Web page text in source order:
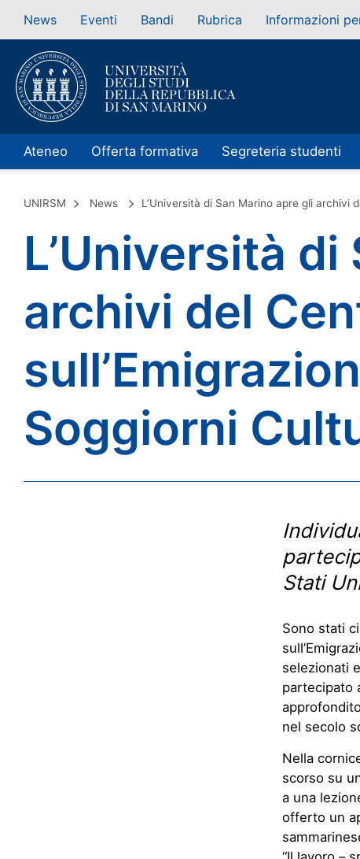
News Eventi Bandi Rubrica Informazioni
Ateneo Offerta formativa Segreteria studenti
UNIRSM News L’Università di San Marino apre gli archivi
L’Università
archivi del
Soggiorni
Stati
Sono stati
selezionati
partecipato
nel secolo
Nella
scorso su
a una
offerto un